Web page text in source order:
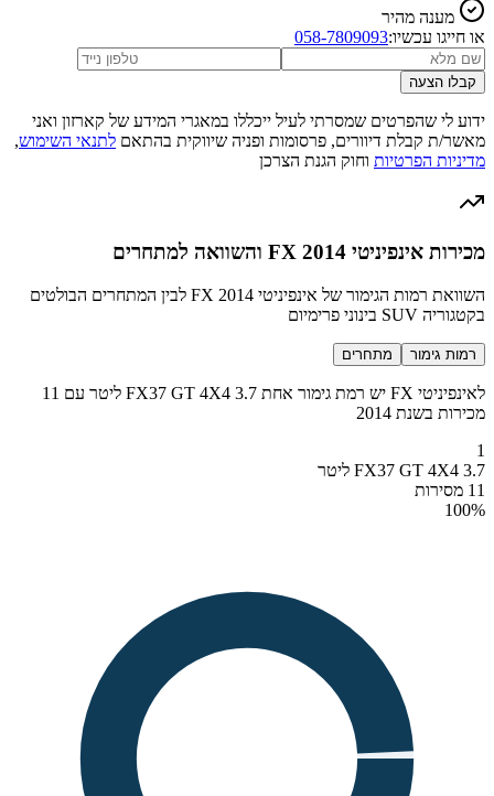
מענה מהיר
או חייגו עכשיו:058-7809093
קבלו הצעה
ידוע לי שהפרטים שמסרתי לעיל ייכללו במאגרי המידע של קארזון ואני
מאשר/ת קבלת דיוורים, פרסומות ופניה שיווקית בהתאם לתנאי השימוש,
מדיניות הפרטיות וחוק הגנת הצרכן
מכירות אינפיניטי FX 2014 והשוואה למתחרים
השוואת רמות הגימור של אינפיניטי FX 2014 לבין המתחרים הבולטים
בקטגוריה SUV בינוני פרימיום
רמות גימור מתחרים
לאינפיניטי FX יש רמת גימור אחת FX37 GT 4X4 3.7 ליטר עם 11
מכירות בשנת 2014
1
FX37 GT 4X4 3.7 ליטר
11 מסירות
100%